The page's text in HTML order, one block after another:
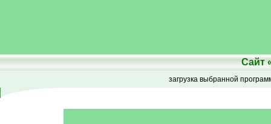
Сайт
загрузка выбранной